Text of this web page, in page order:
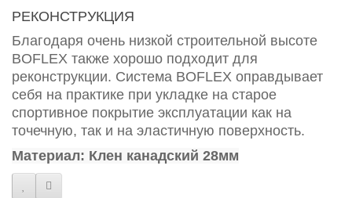
РЕКОНСТРУКЦИЯ
Благодаря очень низкой строительной высоте
BOFLEX также хорошо подходит для
реконструкции. Система BOFLEX оправдывает
себя на практике при укладке на старое
спортивное покрытие эксплуатации как на
точечную, так и на эластичную поверхность.
Материал: Клен канадский 28мм